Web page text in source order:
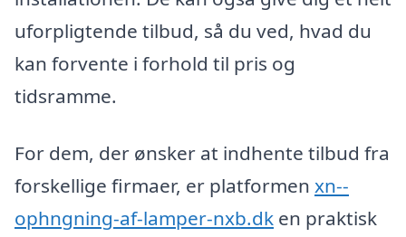
uforpligtende tilbud, så du ved, hvad du
kan forvente i forhold til pris og
tidsramme.
For dem, der ønsker at indhente tilbud fra
forskellige firmaer, er platformen xn--
ophngning-af-lamper-nxb.dk en praktisk